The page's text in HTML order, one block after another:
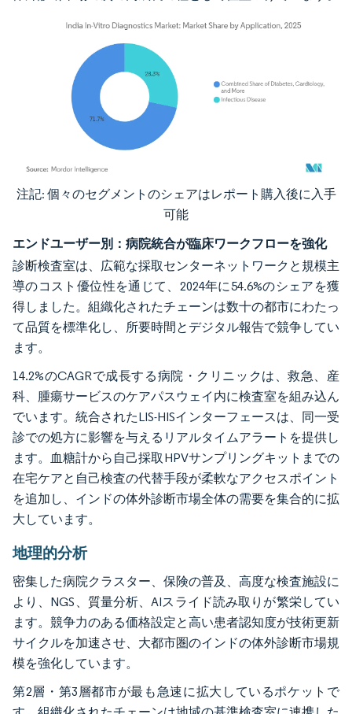
画像 © Mordor Intelligence。再利用にはCC BY 4.0の表示が必要です。
注記: 個々のセグメントのシェアはレポート購入後に入手
可能
エンドユーザー別：病院統合が臨床ワークフローを強化
診断検査室は、広範な採取センターネットワークと規模主
導のコスト優位性を通じて、2024年に54.6%のシェアを獲
得しました。組織化されたチェーンは数十の都市にわたっ
て品質を標準化し、所要時間とデジタル報告で競争してい
ます。
14.2%のCAGRで成長する病院・クリニックは、救急、産
科、腫瘍サービスのケアパスウェイ内に検査室を組み込ん
でいます。統合されたLIS-HISインターフェースは、同一受
診での処方に影響を与えるリアルタイムアラートを提供し
ます。血糖計から自己採取HPVサンプリングキットまでの
在宅ケアと自己検査の代替手段が柔軟なアクセスポイント
を追加し、インドの体外診断市場全体の需要を集合的に拡
大しています。
地理的分析
密集した病院クラスター、保険の普及、高度な検査施設に
より、NGS、質量分析、AIスライド読み取りが繁栄してい
ます。競争力のある価格設定と高い患者認知度が技術更新
サイクルを加速させ、大都市圏のインドの体外診断市場規
模を強化しています。
第2層・第3層都市が最も急速に拡大しているポケットで